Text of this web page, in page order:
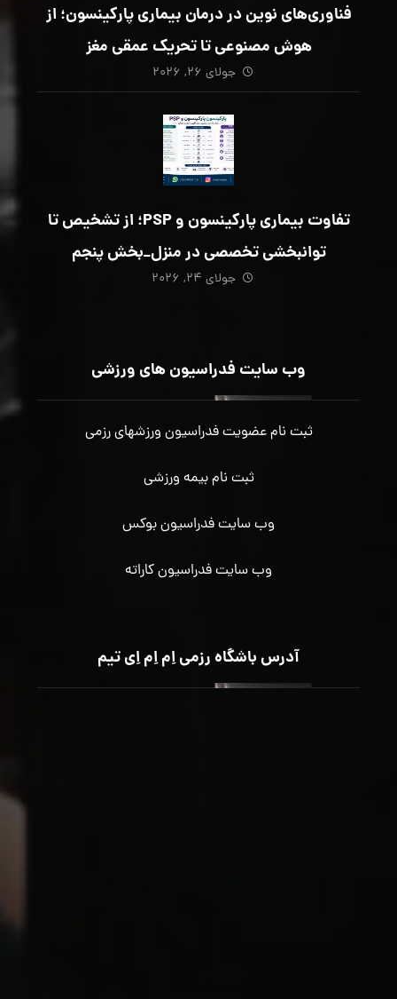
فناوری‌های نوین در درمان بیماری پارکینسون؛ از
هوش مصنوعی تا تحریک عمقی مغز
جولای ۲۶, ۲۰۲۶
تفاوت بیماری پارکینسون و PSP؛ از تشخیص تا
توانبخشی تخصصی در منزل_بخش پنجم
جولای ۲۴, ۲۰۲۶
وب سایت فدراسیون های ورزشی
ثبت نام عضویت فدراسیون ورزشهای رزمی
ثبت نام بیمه ورزشی
وب سایت فدراسیون بوکس
وب سایت فدراسیون کاراته
آدرس باشگاه رزمی اِم اِم اِی تیم